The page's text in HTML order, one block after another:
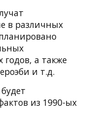
в различных
а также
и т.д.
из 1990-ых